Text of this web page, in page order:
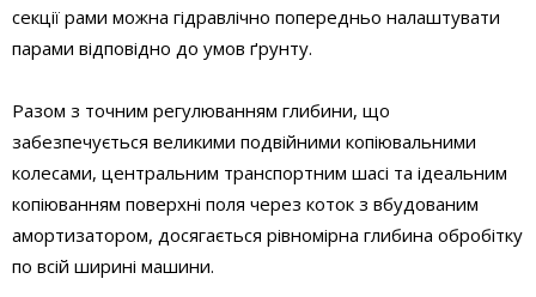
секції рами можна гідравлічно попередньо налаштувати
парами відповідно до умов ґрунту.
Разом з точним регулюванням глибини, що
забезпечується великими подвійними копіювальними
колесами, центральним транспортним шасі та ідеальним
копіюванням поверхні поля через коток з вбудованим
амортизатором, досягається рівномірна глибина обробітку
по всій ширині машини.